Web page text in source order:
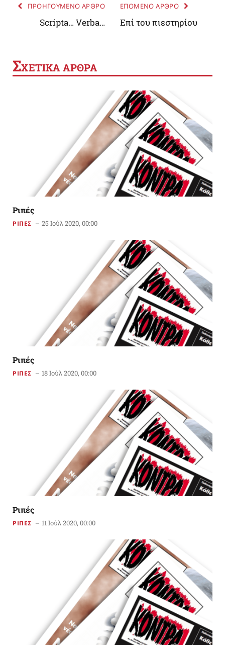
ΠΡΟΗΓΟΥΜΕΝΟ ΑΡΘΡΟ
Scripta… Verba…
ΕΠΟΜΕΝΟ ΑΡΘΡΟ
Επί του πιεστηρίου
ΣΧΕΤΙΚΑ ΑΡΘΡΑ
Ριπές
ΡΙΠΕΣ 25 Ιούλ 2020, 00:00
Ριπές
ΡΙΠΕΣ 18 Ιούλ 2020, 00:00
Ριπές
ΡΙΠΕΣ 11 Ιούλ 2020, 00:00